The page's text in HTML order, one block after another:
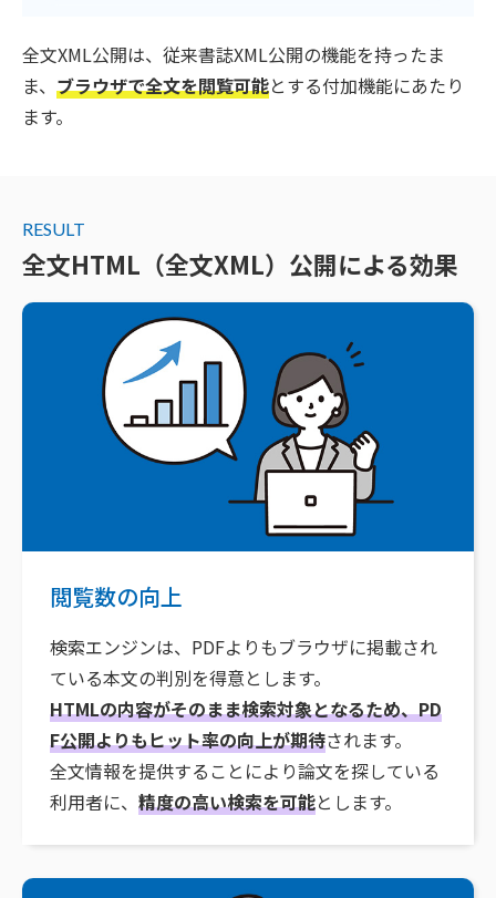
全文XML公開は、従来書誌XML公開の機能を持ったま
ま、 ブラウザで全文を閲覧可能とする付加機能にあたり
ます。
RESULT
全文HTML（全文XML）公開による効果
閲覧数の向上
検索エンジンは、PDFよりもブラウザに掲載され
ている本文の判別を得意とします。
HTMLの内容がそのまま検索対象となるため、PD
F公開よりもヒット率の向上が期待されます。
全文情報を提供することにより論文を探している
利用者に、 精度の高い検索を可能とします。